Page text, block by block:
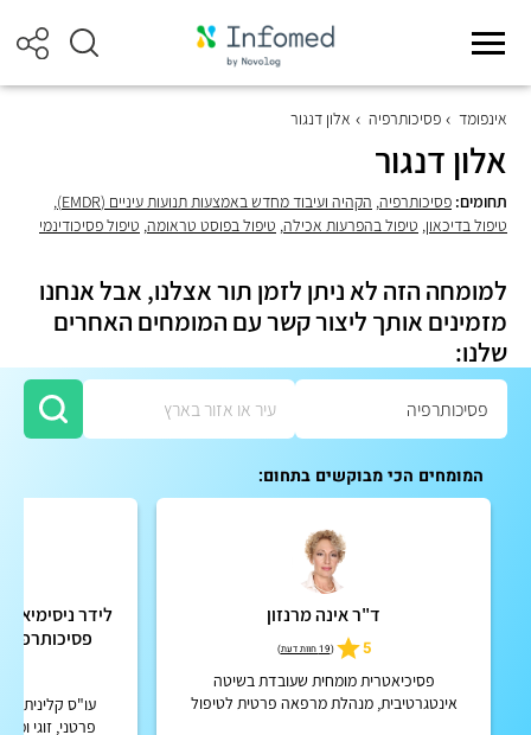
אינפומד פסיכותרפיה אלון דנגור
אלון דנגור
תחומים: פסיכותרפיה, הקהיה ועיבוד מחדש באמצעות תנועות עיניים (EMDR)
,
טיפול בדיכאון, טיפול בהפרעות אכילה, טיפול בפוסט טראומה, טיפול פסיכודינמי
למומחה הזה לא ניתן לזמן תור אצלנו, אבל אנחנו
מזמינים אותך ליצור קשר עם המומחים האחרים
שלנו:
המומחים הכי מבוקשים בתחום:
ד"ר אינה מרנזון
5
(19 חוות דעת )
פסיכיאטרית מומחית שעובדת בשיטה
אינטגרטיבית, מנהלת מרפאה פרטית לטיפול
פרטני, זוגי